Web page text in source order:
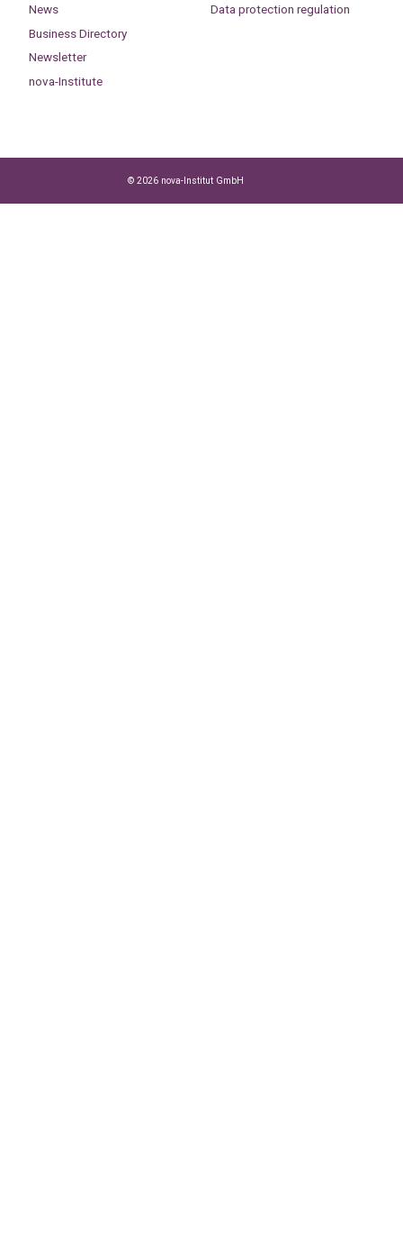
News
Business Directory
Newsletter
nova-Institute
Data protection regulation
© 2026 nova-Institut GmbH